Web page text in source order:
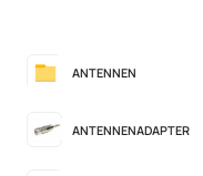
ANTENNEN
ANTENNENADAPTER